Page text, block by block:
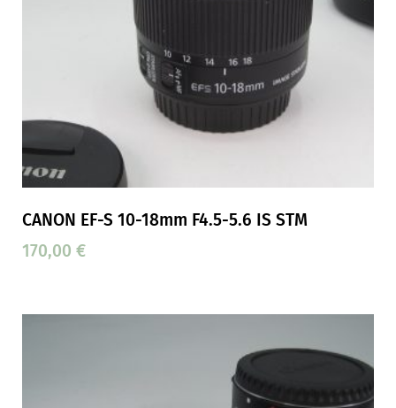
CANON EF-S 10-18mm F4.5-5.6 IS STM
170,00 €